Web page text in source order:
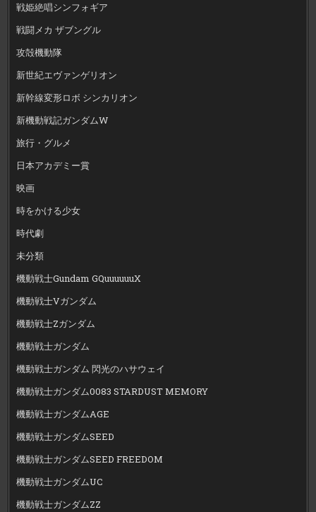
戦姫絶唱シンフォギア
戦闘メカ ザブングル
攻殻機動隊
新世紀エヴァンゲリオン
新幹線変形ロボ シンカリオン
新機動戦記ガンダムW
旅行・グルメ
日本アカデミー賞
映画
時をかける少女
時代劇
未分類
機動戦士Gundam GQuuuuuuX
機動戦士Vガンダム
機動戦士Zガンダム
機動戦士ガンダム
機動戦士ガンダム 閃光のハサウェイ
機動戦士ガンダム0083 STARDUST MEMORY
機動戦士ガンダムAGE
機動戦士ガンダムSEED
機動戦士ガンダムSEED FREEDOM
機動戦士ガンダムUC
機動戦士ガンダムZZ